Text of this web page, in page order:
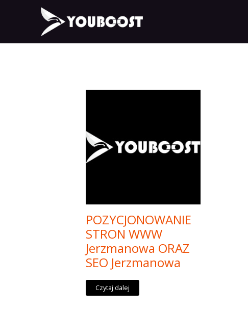
POZYCJONOWANIE
STRON WWW
Jerzmanowa ORAZ
SEO Jerzmanowa
Czytaj dalej